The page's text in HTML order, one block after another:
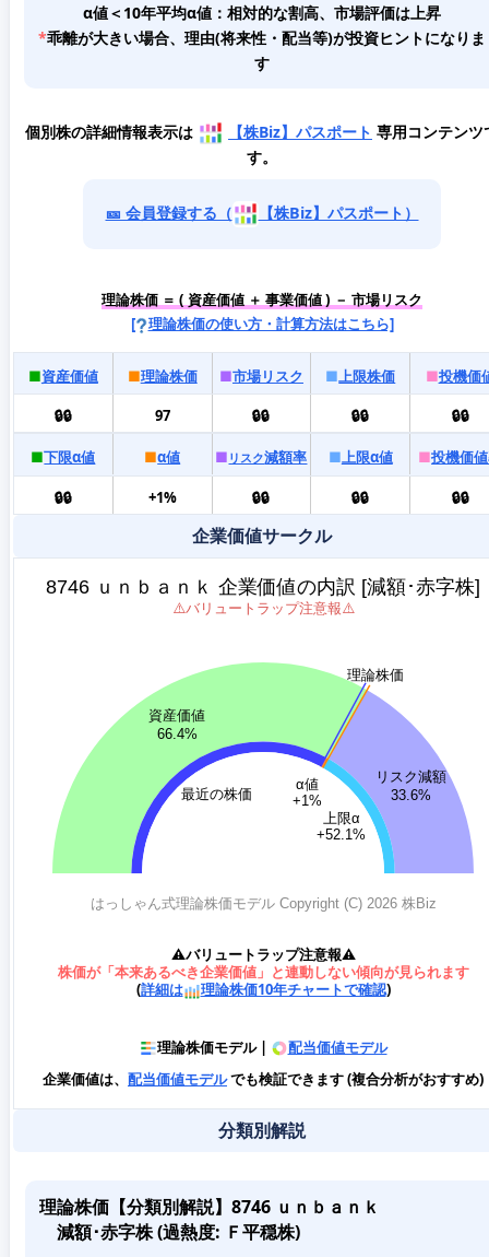
α値＜10年平均α値：相対的な割高、市場評価は上昇
*乖離が大きい場合、理由(将来性・配当等)が投資ヒントになりま
す
個別株の詳細情報表示は 【株Biz】パスポート 専用コンテンツ
す。
🎫 会員登録する（ 【株Biz】パスポート）
理論株価 ＝ ( 資産価値 ＋ 事業価値 ) － 市場リスク
[
理論株価の使い方・計算方法はこちら]
■資産価値 ■理論株価 ■市場リスク ■上限株価 ■投機価
🔒🔒
97 🔒🔒 🔒🔒 🔒🔒
■下限α値 ■α値 ■ リスク減額率 ■上限α値 ■投機価
🔒🔒 +1% 🔒🔒 🔒🔒 🔒🔒
企業価値サークル
⚠️バリュートラップ注意報⚠️
株価が「本来あるべき企業価値」と連動しない傾向が見られます
(詳細は 理論株価10年チャートで確認)
理論株価モデル |
配当価値モデル
企業価値は、 配当価値モデルでも検証できます (複合分析がおすすめ)
分類別解説
理論株価【分類別解説】8746 ｕｎｂａｎｋ
減額･赤字株 (過熱度: Ｆ平穏株)